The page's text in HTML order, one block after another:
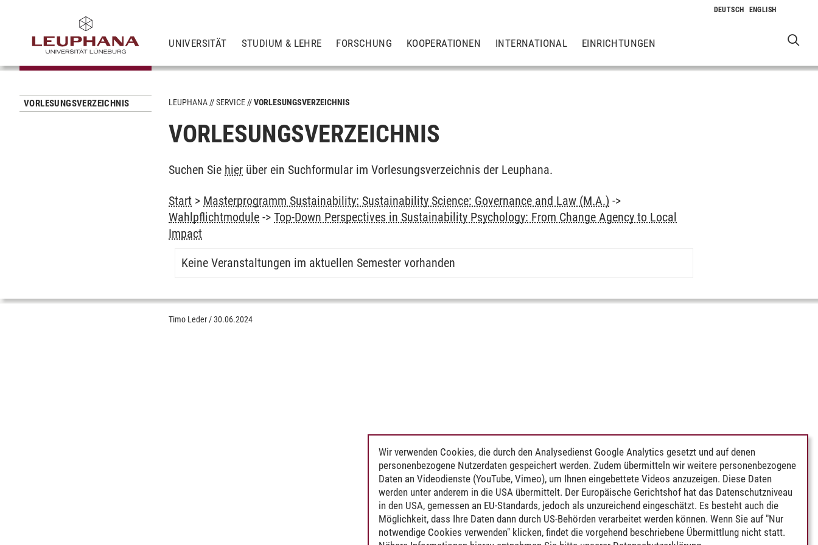
UNIVERSITÄT STUDIUM & LEHRE FORSCHUNG KOOPERATIONEN INTERNATIONAL EINRICHTUNGEN
VORLESUNGSVERZEICHNIS LEUPHANA SERVICE VORLESUNGSVERZEICHNIS
VORLESUNGSVERZEICHNIS
Suchen Sie hier über ein Suchformular im Vorlesungsverzeichnis der Leuphana.
Start > Masterprogramm Sustainability: Sustainability Science: Governance and Law (M.A.) ->
Wahlpflichtmodule ->Top-Down Perspectives in Sustainability Psychology: From Change Agency to Local
Impact
Keine Veranstaltungen im aktuellen Semester vorhanden
Timo Leder /30.06.2024
Wir verwenden Cookies, die durch den Analysedienst Google Analytics gesetzt und auf denen
personenbezogene Nutzerdaten gespeichert werden. Zudem übermitteln wir weitere personenbezogene
Daten an Videodienste (YouTube, Vimeo), um Ihnen eingebettete Videos anzuzeigen. Diese Daten
werden unter anderem in die USA übermittelt. Der Europäische Gerichtshof hat das Datenschutzniveau
in den USA, gemessen an EU-Standards, jedoch als unzureichend eingeschätzt. Es besteht auch die
Möglichkeit, dass Ihre Daten dann durch US-Behörden verarbeitet werden können. Wenn Sie auf "Nur
notwendige Cookies verwenden" klicken, findet die vorgehend beschriebene Übermittlung nicht statt.